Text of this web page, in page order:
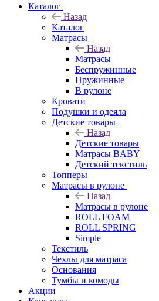
Каталог
Назад
Каталог
Матрасы
Назад
Матрасы
Беспружинные
Пружинные
В рулоне
Кровати
Подушки и одеяла
Детские товары
Назад
Детские товары
Матрасы BABY
Детский текстиль
Топперы
Матрасы в рулоне
Назад
Матрасы в рулоне
ROLL FOAM
ROLL SPRING
Simple
Текстиль
Чехлы для матраса
Основания
Тумбы и комоды
Акции